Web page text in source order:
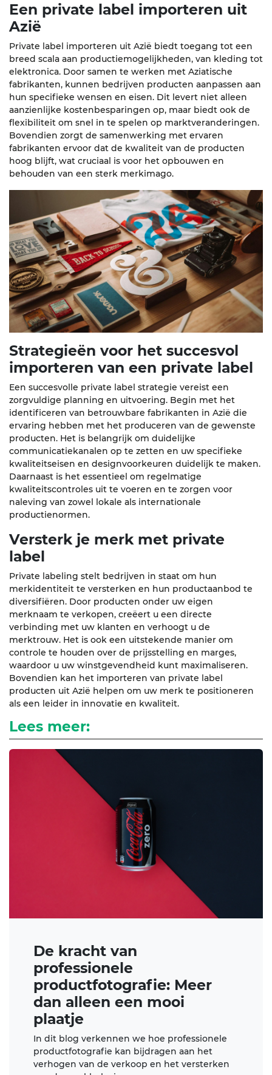
Een private label importeren uit
Azië
Private label importeren uit Azië biedt toegang tot een
breed scala aan productiemogelijkheden, van kleding tot
elektronica. Door samen te werken met Aziatische
fabrikanten, kunnen bedrijven producten aanpassen aan
hun specifieke wensen en eisen. Dit levert niet alleen
aanzienlijke kostenbesparingen op, maar biedt ook de
flexibiliteit om snel in te spelen op marktveranderingen.
Bovendien zorgt de samenwerking met ervaren
fabrikanten ervoor dat de kwaliteit van de producten
hoog blijft, wat cruciaal is voor het opbouwen en
behouden van een sterk merkimago.
Strategieën voor het succesvol
importeren van een private label
Een succesvolle private label strategie vereist een
zorgvuldige planning en uitvoering. Begin met het
identificeren van betrouwbare fabrikanten in Azië die
ervaring hebben met het produceren van de gewenste
producten. Het is belangrijk om duidelijke
communicatiekanalen op te zetten en uw specifieke
kwaliteitseisen en designvoorkeuren duidelijk te maken.
Daarnaast is het essentieel om regelmatige
kwaliteitscontroles uit te voeren en te zorgen voor
naleving van zowel lokale als internationale
productienormen.
Versterk je merk met private
label
Private labeling stelt bedrijven in staat om hun
merkidentiteit te versterken en hun productaanbod te
diversifiëren. Door producten onder uw eigen
merknaam te verkopen, creëert u een directe
verbinding met uw klanten en verhoogt u de
merktrouw. Het is ook een uitstekende manier om
controle te houden over de prijsstelling en marges,
waardoor u uw winstgevendheid kunt maximaliseren.
Bovendien kan het importeren van private label
producten uit Azië helpen om uw merk te positioneren
als een leider in innovatie en kwaliteit.
Lees meer:
De kracht van
professionele
productfotografie: Meer
dan alleen een mooi
plaatje
In dit blog verkennen we hoe professionele
productfotografie kan bijdragen aan het
verhogen van de verkoop en het versterken